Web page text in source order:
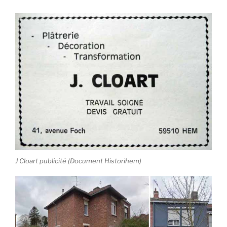
J Cloart publicité (Document Historihem)